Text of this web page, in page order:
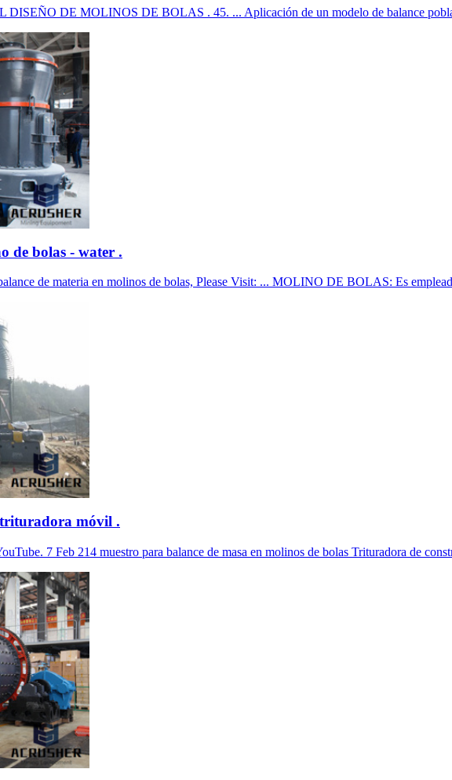
DE MOLINOS DE BOLAS . 45. ... Aplicación de un modelo de balance
de bolas - water .
de materia en molinos de bolas, Please Visit: ... MOLINO DE BOLAS: Es
trituradora móvil .
7 Feb 214 muestro para balance de masa en molinos de bolas Trituradora de